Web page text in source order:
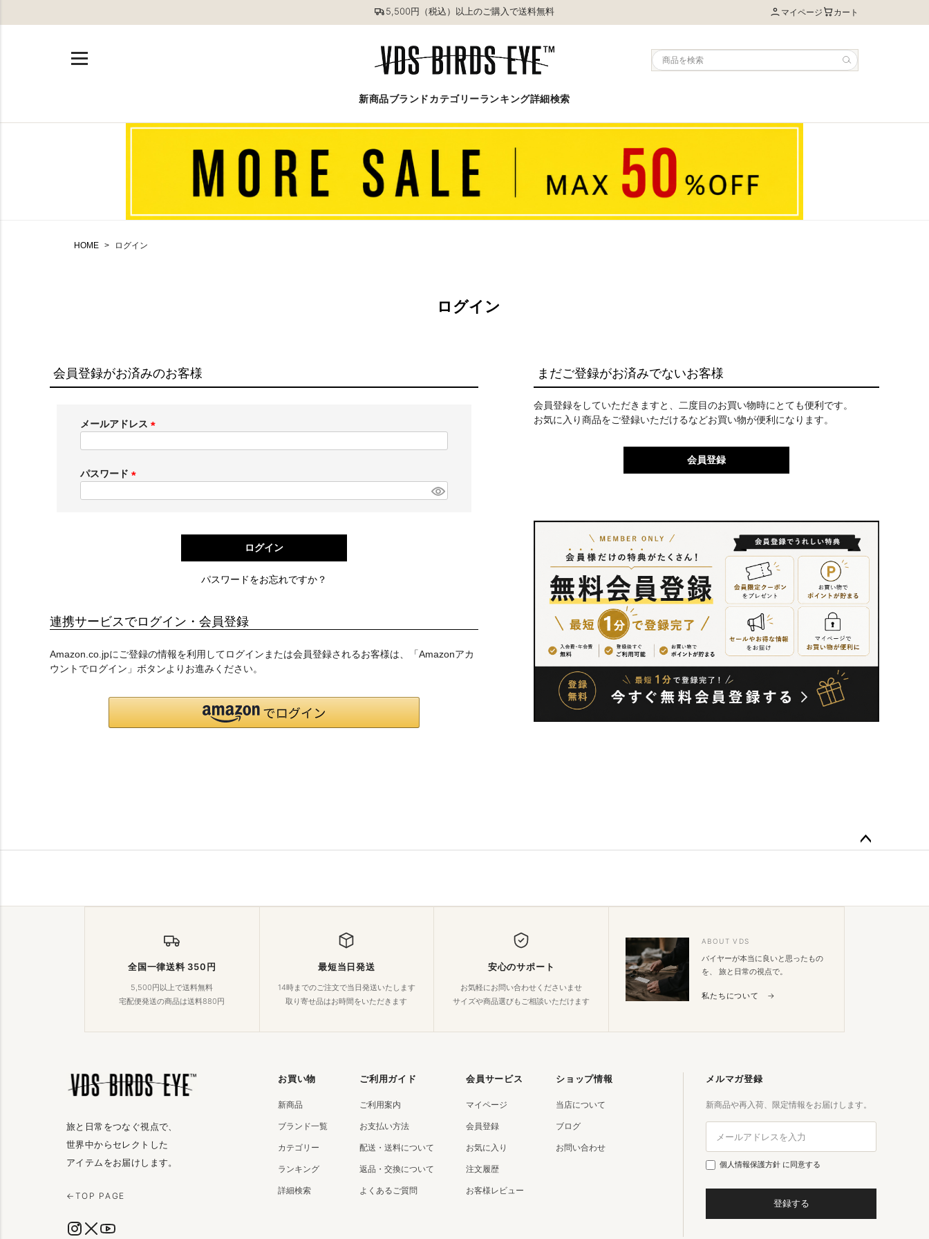
5,500円（税込）以上のご購入で送料無料 マイページ カート
新商品ブランドカテゴリーランキング詳細検索
HOME ログイン
ログイン
会員登録がお済みのお客様
メールアドレス
)
パスワード
ログイン
パスワードをお忘れですか？
連携サービスでログイン・会員登録
Amazon.co.jpにご登録の情報を利用してログインまたは会員登録されるお客様は、「Amazonアカ
ウントでログイン」ボタンよりお進みください。
まだご登録がお済みでないお客様
会員登録をしていただきますと、二度目のお買い物時にとても便利です。
お気に入り商品をご登録いただけるなどお買い物が便利になります。
会員登録
全国一律送料 350円
5,500円以上で送料無料
宅配便発送の商品は送料880円
最短当日発送
14時までのご注文で当日発送いたします
取り寄せ品はお時間をいただきます
安心のサポート
お気軽にお問い合わせくださいませ
サイズや商品選びもご相談いただけます
ABOUT VDS
バイヤーが本当に良いと思ったもの
を、 旅と日常の視点で。
私たちについて →
旅と日常をつなぐ視点で、
世界中からセレクトした
アイテムをお届けします。
← TOP PAGE
お買い物
新商品
ブランド一覧
カテゴリー
ランキング
詳細検索
ご利用ガイド
ご利用案内
お支払い方法
配送・送料について
返品・交換について
よくあるご質問
会員サービス
マイページ
会員登録
お気に入り
注文履歴
お客様レビュー
ショップ情報
当店について
ブログ
お問い合わせ
メルマガ登録
新商品や再入荷、限定情報をお届けします。
個人情報保護方針 に同意する
登録する